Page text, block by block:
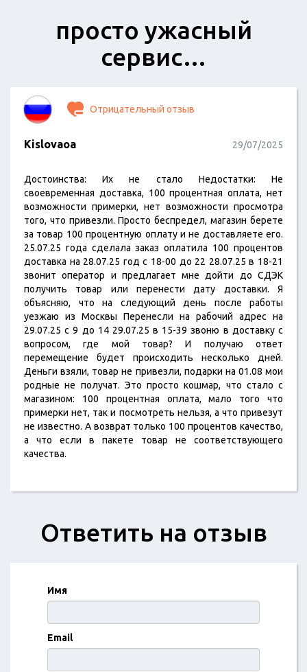
просто ужасный
сервис…
Отрицательный отзыв
Kislovaoa 29/07/2025
Достоинства: Их не стало Недостатки: Не
своевременная доставка, 100 процентная оплата, нет
возможности примерки, нет возможности просмотра
того, что привезли. Просто беспредел, магазин берете
за товар 100 процентную оплату и не доставляете его.
25.07.25 года сделала заказ оплатила 100 процентов
доставка на 28.07.25 год с 18-00 до 22 28.07.25 в 18-21
звонит оператор и предлагает мне дойти до СДЭК
получить товар или перенести дату доставки. Я
объясняю, что на следующий день после работы
уезжаю из Москвы Перенесли на рабочий адрес на
29.07.25 с 9 до 14 29.07.25 в 15-39 звоню в доставку с
вопросом, где мой товар? И получаю ответ
перемещение будет происходить несколько дней.
Деньги взяли, товар не привезли, подарки на 01.08 мои
родные не получат. Это просто кошмар, что стало с
магазином: 100 процентная оплата, мало того что
примерки нет, так и посмотреть нельзя, а что привезут
не известно. А возврат только 100 процентов качество,
а что если в пакете товар не соответствующего
качества.
Ответить на отзыв
Имя
Email